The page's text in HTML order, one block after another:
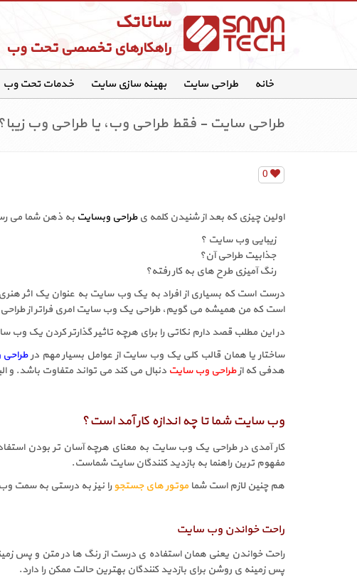
ساناتک
راهکارهای تخصصی تحت وب
خانه طراحی سایت بهینه سازی سایت خدمات تحت وب
طراحی سایت - فقط طراحی وب، یا طراحی وب
0
اولین چیزی که بعد از شنیدن کلمه یطراحی وبسایت به ذهن شما می
زیبایی وب سایت ؟
جذابیت طراحی آن؟
رنگ آمیزی طرح های به کار رفته؟
درست است که بسیاری از افراد به یک وب سایت به عنوان یک اثر
است که من همیشه می گویم، طراحی یک وب سایت امری فراتر از طراحی
در این مطلب قصد دارم نکاتی را برای هرچه تاثیر گذارتر کردن یک وب
ساختار یا همان قالب کلی یک وب سایت از عوامل بسیار مهم در
هدفی که ازطراحی وب سایت دنبال می کند می تواند متفاوت باشد. و
وب سایت شما تا چه اندازه کار آمد است؟
کار آمدی در طراحی یک وب سایت به معنای هرچه آسان تر بودن
مفهوم ترین راهنما به بازدید کنندگان سایت شماست.
هم چنین لازم است شما موتور های جستجورا نیز به درستی به سمت
راحت خواندن وب سایت
راحت خواندن یعنی همان استفاده ی درست از رنگ ها در متن و پس
پس زمینه ی روشن برای بازدید کنندگان بهترین حالت ممکن را دارد.